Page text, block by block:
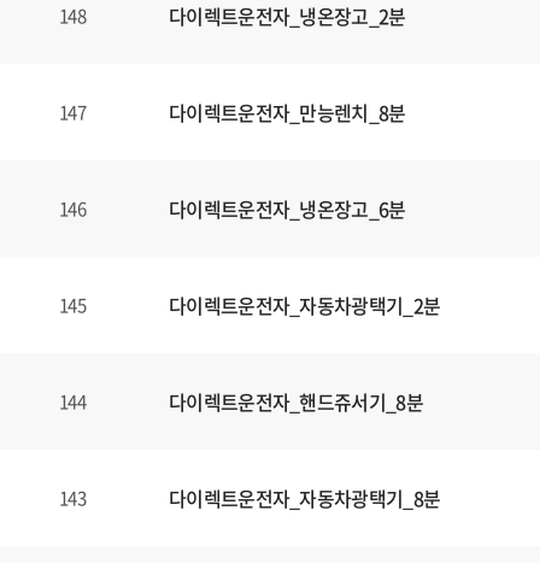
148 다이렉트운전자_냉온장고_2분
147 다이렉트운전자_만능렌치_8분
146 다이렉트운전자_냉온장고_6분
145 다이렉트운전자_자동차광택기_2분
144 다이렉트운전자_핸드쥬서기_8분
143 다이렉트운전자_자동차광택기_8분